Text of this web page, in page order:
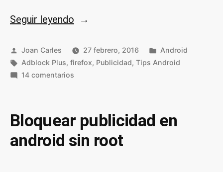
Seguir leyendo «Navegar
anuncios
en
Publicado
por
Joan Carles 27 febrero, 2016
Publicado
en
Android
Etiquetas:
Adblock Plus,firefox, Publicidad,Tips Android
14 comentarios
Android
Bloquear publicidad en
android sin root